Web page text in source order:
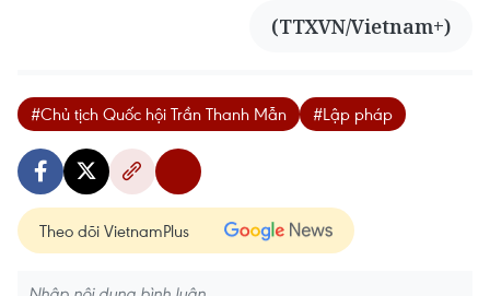
(TTXVN/Vietnam+)
#Chủ tịch Quốc hội Trần Thanh Mẫn #Lập pháp
Theo dõi VietnamPlus